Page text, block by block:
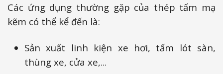
Các ứng dụng thường gặp của thép tấm mạ
kẽm có thể kể đến là:
Sản xuất linh kiện xe hơi, tấm lót sàn,
thùng xe, cửa xe,...